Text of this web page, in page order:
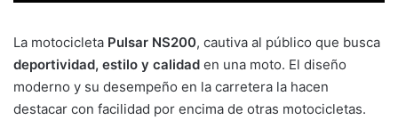
La motocicleta Pulsar NS200, cautiva al público que busca
deportividad, estilo y calidad en una moto. El diseño
moderno y su desempeño en la carretera la hacen
destacar con facilidad por encima de otras motocicletas.